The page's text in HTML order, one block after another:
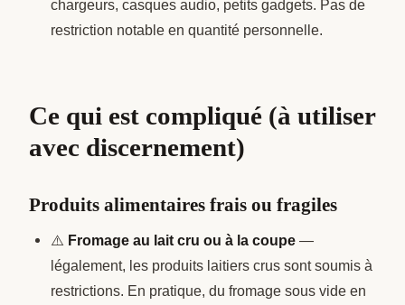
chargeurs, casques audio, petits gadgets. Pas de
restriction notable en quantité personnelle.
Ce qui est compliqué (à utiliser
avec discernement)
Produits alimentaires frais ou fragiles
⚠️ Fromage au lait cru ou à la coupe —
légalement, les produits laitiers crus sont soumis à
restrictions. En pratique, du fromage sous vide en